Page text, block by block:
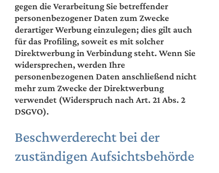
gegen die Verarbeitung Sie betreffender
personenbezogener Daten zum Zwecke
derartiger Werbung einzulegen; dies gilt auch
für das Profiling, soweit es mit solcher
Direktwerbung in Verbindung steht. Wenn Sie
widersprechen, werden Ihre
personenbezogenen Daten anschließend nicht
mehr zum Zwecke der Direktwerbung
verwendet (Widerspruch nach Art. 21 Abs. 2
DSGVO).
Beschwerderecht bei der
zuständigen Aufsichtsbehörde